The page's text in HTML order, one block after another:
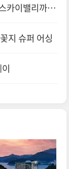
카이밸리까지
지 슈퍼 어싱